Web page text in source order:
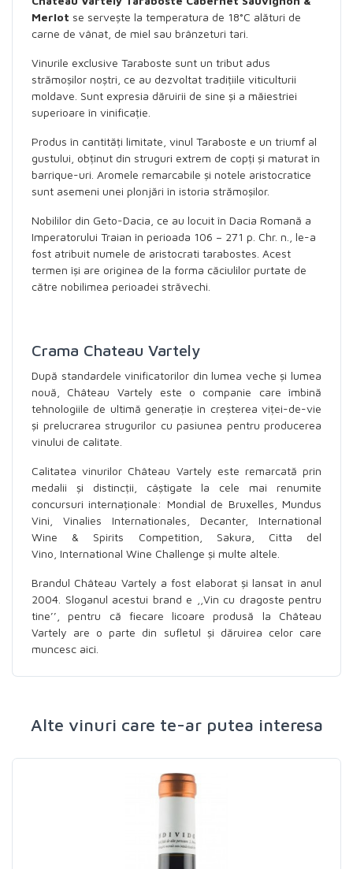
Merlot se servește la temperatura de 18°C alături de
carne de vânat, de miel sau brânzeturi tari.
Vinurile exclusive Taraboste sunt un tribut adus
strămoșilor noștri, ce au dezvoltat tradițiile viticulturii
moldave. Sunt expresia dăruirii de sine și a măiestriei
superioare în vinificație.
Produs în cantități limitate, vinul Taraboste e un triumf al
gustului, obținut din struguri extrem de copți și maturat în
barrique-uri. Aromele remarcabile și notele aristocratice
sunt asemeni unei plonjări în istoria strămoșilor.
Nobililor din Geto-Dacia, ce au locuit în Dacia Romană a
Imperatorului Traian în perioada 106 – 271 p. Chr. n., le-a
fost atribuit numele de aristocrati tarabostes. Acest
termen își are originea de la forma căciulilor purtate de
către nobilimea perioadei străvechi.
Crama Chateau Vartely
După standardele vinificatorilor din lumea veche și lumea
nouă, Château Vartely este o companie care îmbină
tehnologiile de ultimă generație în creșterea viței-de-vie
și prelucrarea strugurilor cu pasiunea pentru producerea
vinului de calitate.
Calitatea vinurilor Château Vartely este remarcată prin
medalii și distincții, câștigate la cele mai renumite
concursuri internaționale: Mondial de Bruxelles, Mundus
Vini, Vinalies Internationales, Decanter, International
Wine & Spirits Competition, Sakura, Citta del
Vino, International Wine Challenge și multe altele.
Brandul Château Vartely a fost elaborat și lansat în anul
2004. Sloganul acestui brand e ,,Vin cu dragoste pentru
tine’’, pentru că fiecare licoare produsă la Château
Vartely are o parte din sufletul și dăruirea celor care
muncesc aici.
Alte vinuri care te-ar putea interesa